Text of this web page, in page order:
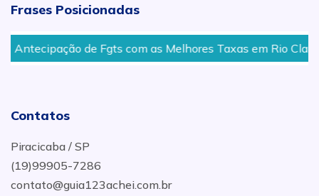
Frases Posicionadas
Antecipação de Fgts com as Melhores Taxas em Rio Claro
Contatos
Piracicaba / SP
(19)99905-7286
contato@guia123achei.com.br